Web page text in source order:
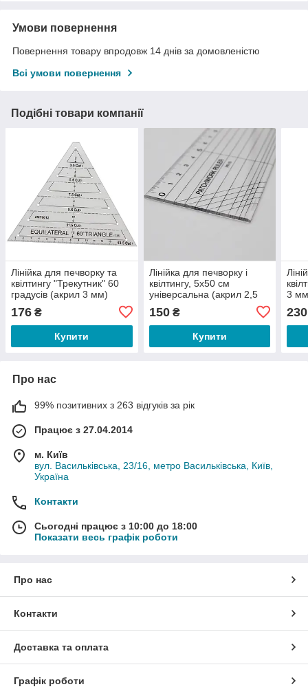
Умови повернення
Повернення товару впродовж 14 днів за домовленістю
Всі умови повернення
Подібні товари компанії
Лінійка для печворку та
квілтингу "Трекутник" 60
градусів (акрил 3 мм)
176 ₴
Купити
Лінійка для печворку і
квілтингу, 5х50 см
універсальна (акрил 2,5
150₴
Купити
3
230
Про нас
99% позитивних з 263 відгуків за рік
Працює з 27.04.2014
м. Київ
вул. Васильківська, 23/16, метро Васильківська, Київ,
Україна
Контакти
Сьогодні працює з 10:00 до 18:00
Показати весь графік роботи
Про нас
Контакти
Доставка та оплата
Графік роботи